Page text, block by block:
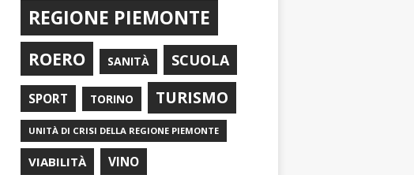
REGIONE PIEMONTE
ROERO SANITÀ SCUOLA
SPORT TORINO TURISMO
UNITÀ DI CRISI DELLA REGIONE PIEMONTE
VIABILITÀ VINO